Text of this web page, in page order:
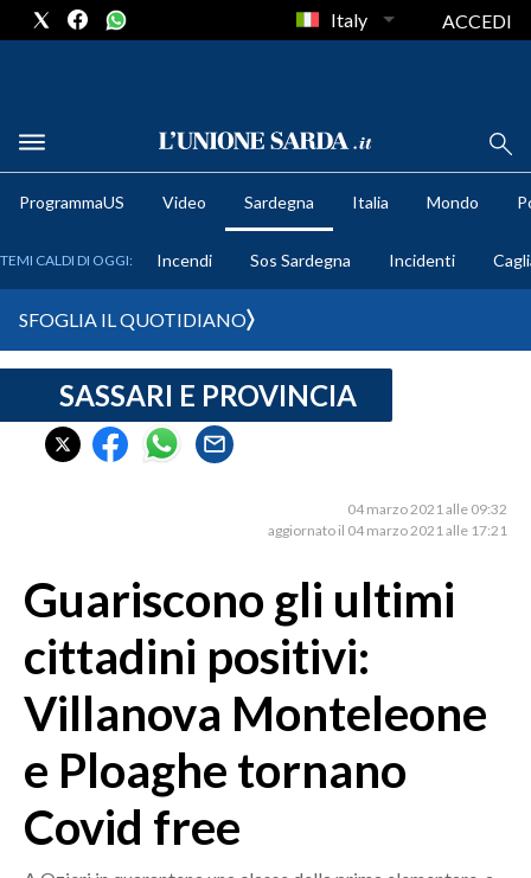
METEO
CRONACA SARDEGNA
CAGLIARI
SASSARI E PROVINCIA
GALLURA
OGLIASTRA
AGENDA
CRONACA
ITALIA
Italy ACCEDI
ProgrammaUS Video Sardegna Italia Mondo
TEMI CALDI DI OGGI: Incendi Sos Sardegna Incidenti
SFOGLIA IL QUOTIDIANO
SASSARI E PROVINCIA
04 marzo 2021 alle 09:32
aggiornato il 04 marzo 2021 alle 17:21
Guariscono gli ultimi
cittadini positivi:
Villanova Monteleone
e Ploaghe tornano
Covid free